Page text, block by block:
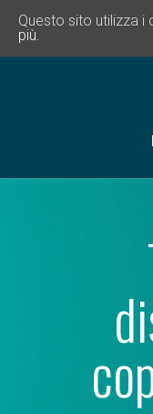
Questo sito utilizza i
più.